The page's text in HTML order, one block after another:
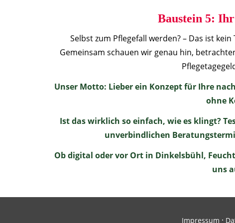
Baustein 5:
Selbst zum Pflegefall werden? – Das ist
Gemeinsam schauen wir genau hin,
Unser Motto: Lieber ein Konzept für Ihre
ohne
Ist das wirklich so einfach, wie es klingt?
unverbindlichen
Ob digital oder vor Ort in Dinkelsbühl,
uns
Impressum ·